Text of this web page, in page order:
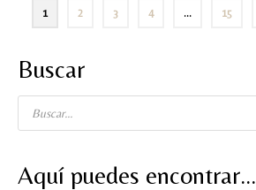
1 2 3 4 … 15
Buscar
Búsqueda
productos
Aquí puedes encontrar…